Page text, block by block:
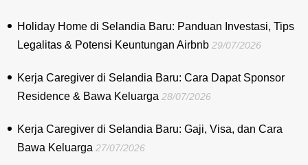
Holiday Home di Selandia Baru: Panduan Investasi, Tips
Legalitas & Potensi Keuntungan Airbnb 29/07/2026
Kerja Caregiver di Selandia Baru: Cara Dapat Sponsor
Residence & Bawa Keluarga 28/07/2026
Kerja Caregiver di Selandia Baru: Gaji, Visa, dan Cara
Bawa Keluarga 27/07/2026